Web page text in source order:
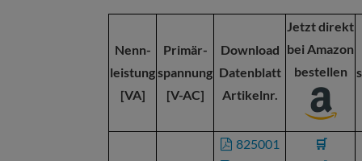
Nenn-
leistung
[VA]
Primär-
spannung
[V-AC]
Download
Datenblatt
Artikelnr.
Jetzt direkt
bei Amazon
bestellen
825001
🛒